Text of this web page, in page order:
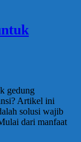
gedung
Artikel ini
solusi wajib
dari manfaat